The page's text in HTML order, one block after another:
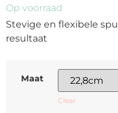
Op voorraad
Stevige en flexibele
resultaat
Maat
Clear